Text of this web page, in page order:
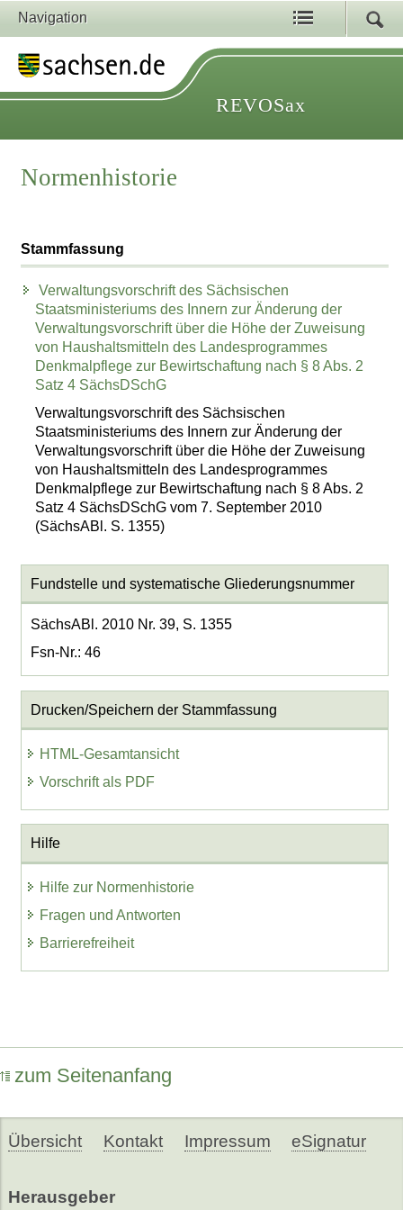
Navigation
REVOSax
Normenhistorie
Stammfassung
Verwaltungsvorschrift des Sächsischen
Staatsministeriums des Innern zur Änderung der
Verwaltungsvorschrift über die Höhe der Zuweisung
von Haushaltsmitteln des Landesprogrammes
Denkmalpflege zur Bewirtschaftung nach § 8 Abs. 2
Satz 4 SächsDSchG
Verwaltungsvorschrift des Sächsischen
Staatsministeriums des Innern zur Änderung der
Verwaltungsvorschrift über die Höhe der Zuweisung
von Haushaltsmitteln des Landesprogrammes
Denkmalpflege zur Bewirtschaftung nach § 8 Abs. 2
Satz 4 SächsDSchG vom 7. September 2010
(SächsABl. S. 1355)
Fundstelle und systematische Gliederungsnummer
SächsABl. 2010 Nr. 39, S. 1355
Fsn-Nr.: 46
Drucken/Speichern der Stammfassung
HTML-Gesamtansicht
Vorschrift als PDF
Hilfe
Hilfe zur Normenhistorie
Fragen und Antworten
Barrierefreiheit
zum Seitenanfang
Übersicht Kontakt Impressum eSignatur
Herausgeber